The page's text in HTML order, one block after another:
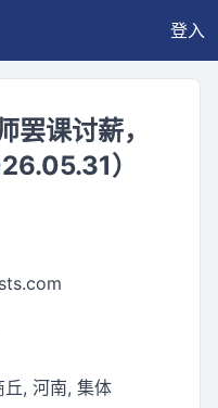
登入
罢课讨薪，
）
, 河南, 集体